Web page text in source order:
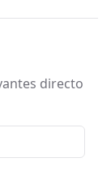
directo